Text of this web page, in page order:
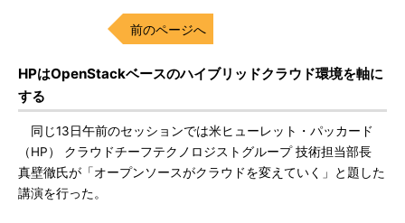
前のページへ
HPはOpenStackベースのハイブリッドクラウド環境を軸に
する
同じ13日午前のセッションでは米ヒューレット・パッカード
（HP） クラウドチーフテクノロジストグループ 技術担当部長
真壁徹氏が「オープンソースがクラウドを変えていく」と題した
講演を行った。